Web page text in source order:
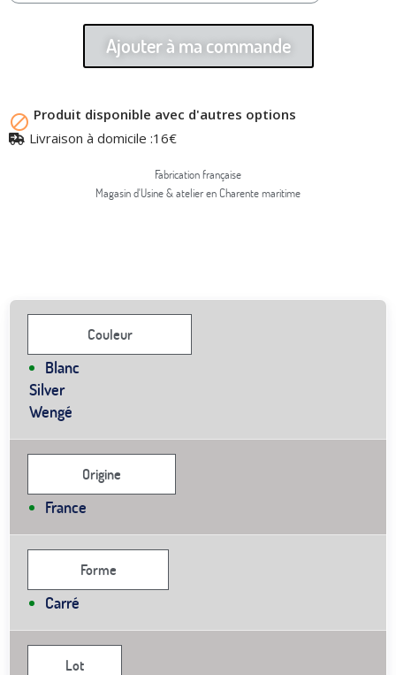
Ajouter à ma commande
 Produit disponible avec d'autres options
Livraison à domicile :16€
Fabrication française
Magasin d'Usine & atelier en Charente maritime
Couleur
Blanc
Silver
Wengé
Origine
France
Forme
Carré
Lot